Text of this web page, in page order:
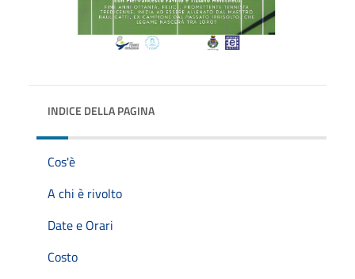
INDICE DELLA PAGINA
Cos'è
A chi è rivolto
Date e Orari
Costo